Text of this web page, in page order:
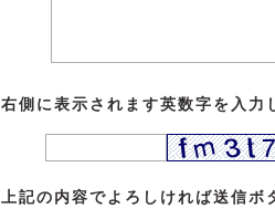
右側に表示されます英数字を入力
上記の内容でよろしければ送信ボ